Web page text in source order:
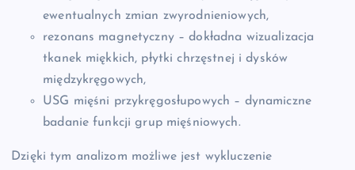
ewentualnych zmian zwyrodnieniowych,
rezonans magnetyczny – dokładna wizualizacja
tkanek miękkich, płytki chrzęstnej i dysków
międzykręgowych,
USG mięśni przykręgosłupowych – dynamiczne
badanie funkcji grup mięśniowych.
Dzięki tym analizom możliwe jest wykluczenie